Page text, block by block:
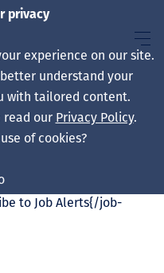
to Job Alerts{/job-
privacy
experience on our site.
understand your
with tailored content.
read our Privacy Policy.
of cookies?